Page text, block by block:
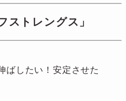
ストレングス」
ばしたい！安定させた